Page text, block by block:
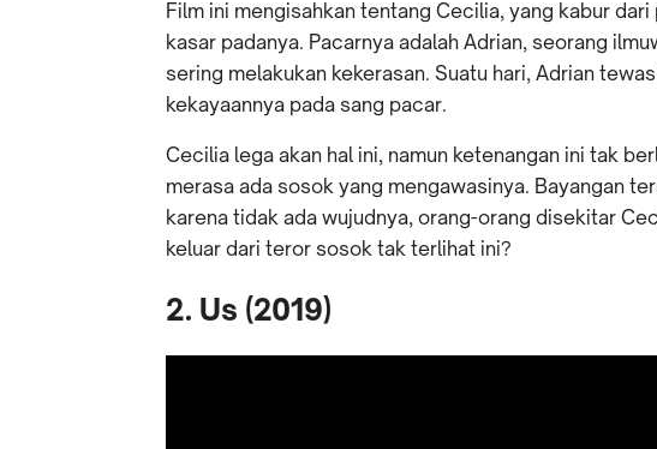
Film ini mengisahkan tentang Cecilia, yang kabur
kasar padanya. Pacarnya adalah Adrian, seorang
sering melakukan kekerasan. Suatu hari, Adrian
kekayaannya pada sang pacar.
Cecilia lega akan hal ini, namun ketenangan ini tak
merasa ada sosok yang mengawasinya. Bayangan
karena tidak ada wujudnya, orang-orang disekitar
keluar dari teror sosok tak terlihat ini?
2. Us (2019)